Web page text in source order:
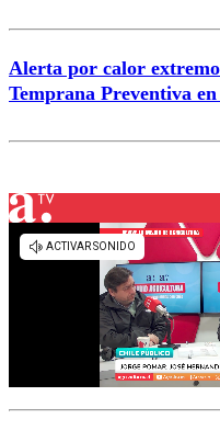
Alerta por calor
Temprana Preventiva